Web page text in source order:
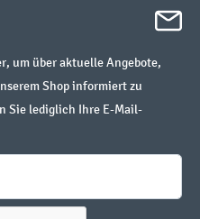
um über aktuelle Angebote,
Shop informiert zu
Sie lediglich Ihre E-Mail-